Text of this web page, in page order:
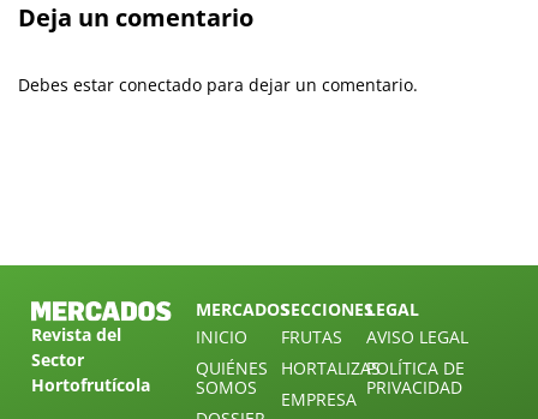
Deja un comentario
Debes estar conectado para dejar un comentario.
Revista del
Sector
Hortofrutícola
MERCADOS
INICIO
QUIÉNES
SOMOS
SECCIONES
FRUTAS
HORTALIZAS
EMPRESA
LEGAL
AVISO LEGAL
POLÍTICA DE
PRIVACIDAD